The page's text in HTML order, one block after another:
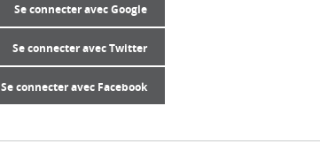
Se connecter avec Google
Se connecter avec Twitter
Se connecter avec Facebook